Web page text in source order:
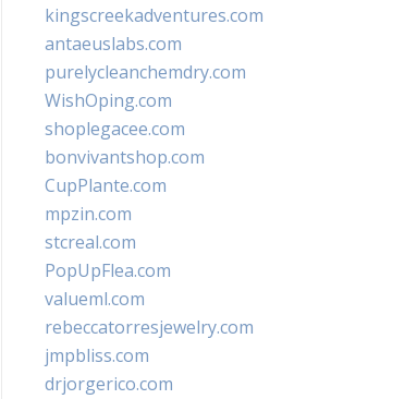
kingscreekadventures.com
antaeuslabs.com
purelycleanchemdry.com
WishOping.com
shoplegacee.com
bonvivantshop.com
CupPlante.com
mpzin.com
stcreal.com
PopUpFlea.com
valueml.com
rebeccatorresjewelry.com
jmpbliss.com
drjorgerico.com